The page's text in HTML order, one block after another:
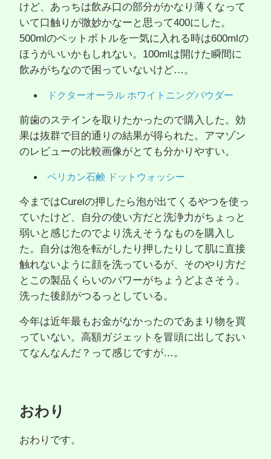
けど、あっちは飲み口の部分がかなり薄くなって
いて口触りが微妙かなーと思って400にした。
500mlのペットボトルを一気に入れる時は600mlの
ほうがいいかもしれない。100mlは開けた瞬間に
飲みがちなので困っていないけど…。
ドクターオーラル ホワイトニングパウダー
前歯のステインを取りたかったので購入した。効
果は抜群で目的通りの結果が得られた。アマゾン
のレビューの比較画像がとても分かりやすい。
ペリカン石鹸 ドットウォッシー
今まではCurelの押したら泡が出てくるやつを使っ
ていたけど、自分の使い方だと洗浄力がちょっと
弱いと感じたのでより洗えそうなものを購入し
た。自分は泡を転がしたり押したりして肌に直接
触れないように顔を洗っているが、そのやり方だ
とこの製品くらいのパワーがちょうどよさそう。
洗った後顔がつるっとしている。
今年は近年最もお金がなかったのであまり物を買
っていない。高額ガジェットを冒頭に出しておい
てなんなんだ？って感じですが…。
おわり
おわりです。